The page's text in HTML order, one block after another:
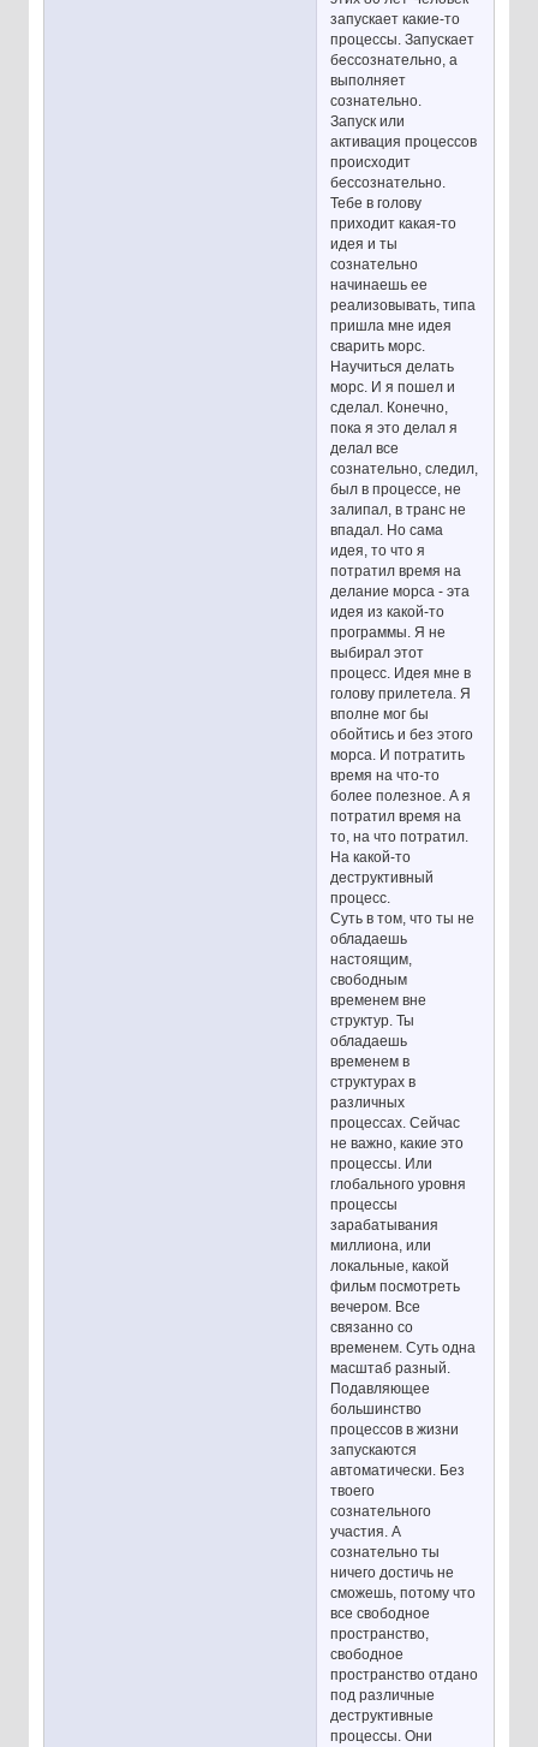
запускает какие-то
процессы. Запускает
бессознательно, а
выполняет
сознательно.
Запуск или
активация процессов
происходит
бессознательно.
Тебе в голову
приходит какая-то
идея и ты
сознательно
начинаешь ее
реализовывать, типа
пришла мне идея
сварить морс.
Научиться делать
морс. И я пошел и
сделал. Конечно,
пока я это делал я
делал все
сознательно, следил,
был в процессе, не
залипал, в транс не
впадал. Но сама
идея, то что я
потратил время на
делание морса - эта
идея из какой-то
программы. Я не
выбирал этот
процесс. Идея мне в
голову прилетела. Я
вполне мог бы
обойтись и без этого
морса. И потратить
время на что-то
более полезное. А я
потратил время на
то, на что потратил.
На какой-то
деструктивный
процесс.
Суть в том, что ты не
обладаешь
настоящим,
свободным
временем вне
структур. Ты
обладаешь
временем в
структурах в
различных
процессах. Сейчас
не важно, какие это
процессы. Или
глобального уровня
процессы
зарабатывания
миллиона, или
локальные, какой
фильм посмотреть
вечером. Все
связанно со
временем. Суть одна
масштаб разный.
Подавляющее
большинство
процессов в жизни
запускаются
автоматически. Без
твоего
сознательного
участия. А
сознательно ты
ничего достичь не
сможешь, потому что
все свободное
пространство,
свободное
пространство отдано
под различные
деструктивные
процессы. Они